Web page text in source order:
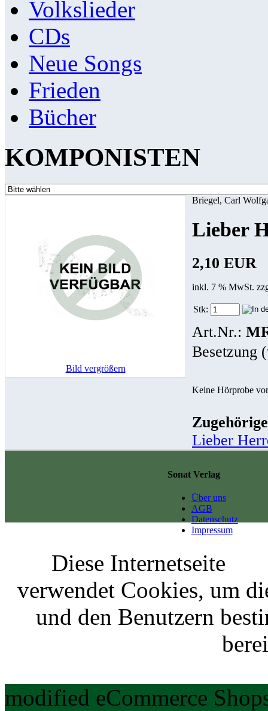
Volkslieder
CDs
Neue Songs
Frieden
Bücher
KOMPONISTEN
Bild vergrößern
Briegel, Carl
Lieber
2,10 EUR
inkl. 7 % MwSt.
Stk:
Art.Nr.:
Besetzung
Keine Hörprobe
Lieber
Sonat Verlag
Über uns
AGB
Datenschutz
Impressum
Diese Internetseite
verwendet Cookies, um
und den Benutzern
modified eCommerce